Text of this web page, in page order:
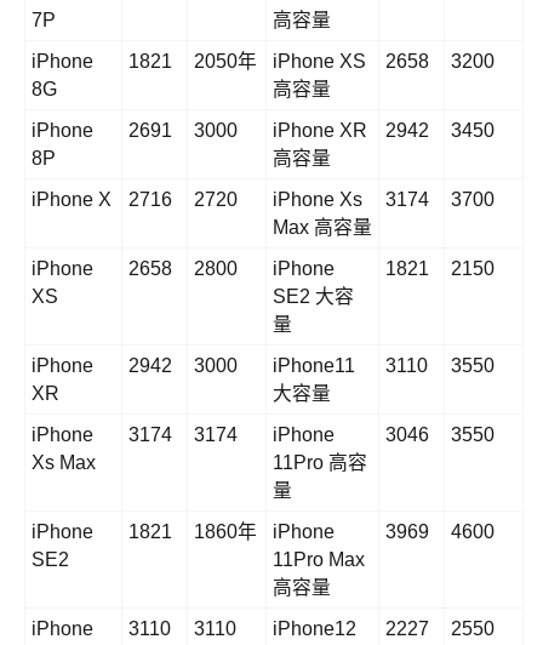
7P
高容量
iPhone
8G
1821 2050年
iPhone XS
高容量
2658 3200
iPhone
8P
2691 3000
iPhone XR
高容量
2942 3450
iPhone X 2716 2720
iPhone Xs
Max 高容量
3174 3700
iPhone
XS
2658 2800
iPhone
SE2 大容
量
1821 2150
iPhone
XR
2942 3000
iPhone11
大容量
3110 3550
iPhone
Xs Max
3174 3174
iPhone
11Pro 高容
量
3046 3550
iPhone
SE2
1821 1860年
iPhone
11Pro Max
高容量
3969 4600
iPhone
3110 3110
iPhone12
2227 2550